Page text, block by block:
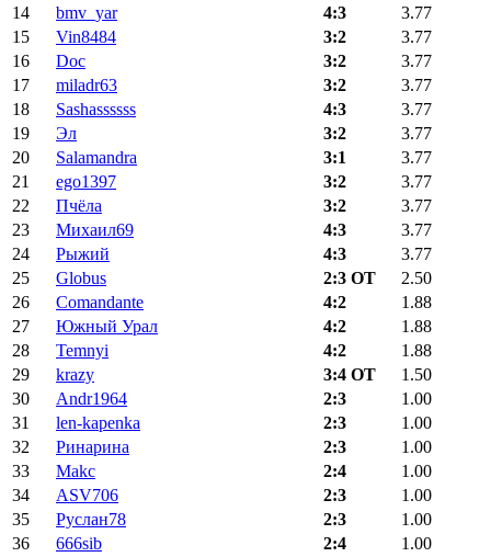
14
bmv_yar 4:3
3.77
15
Vin8484 3:2
3.77
16
Doc 3:2
3.77
17
miladr63 3:2
3.77
18
Sashassssss 4:3
3.77
19
Эл 3:2
3.77
20
Salamandra 3:1
3.77
21
ego1397 3:2
3.77
22
Пчёла 3:2
3.77
23
Михаил69 4:3
3.77
24
Рыжий 4:3
3.77
25
Globus 2:3 ОТ
2.50
26
Comandante 4:2
1.88
27
Южный Урал 4:2
1.88
28
Temnyi 4:2
1.88
29
krazy 3:4 ОТ
1.50
30
Andr1964 2:3
1.00
31
len-kapenka 2:3
1.00
32
Ринарина 2:3
1.00
33
Makc 2:4
1.00
34
ASV706 2:3
1.00
35
Руслан78 2:3
1.00
36
666sib 2:4
1.00